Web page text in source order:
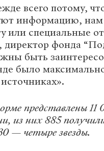
всего потому,
информацию,
или специальные
директор фонда
быть
было
представлены 11
из них 885
— четыре звезды.